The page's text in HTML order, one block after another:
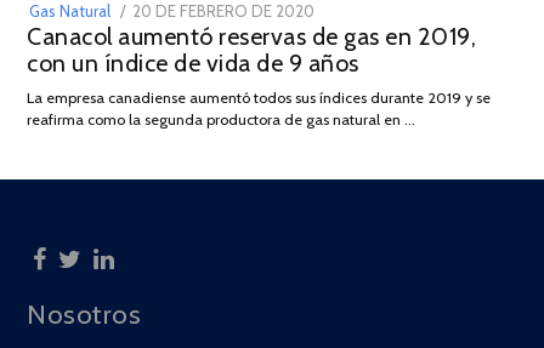
Gas Natural
POSTED
ON
20 DE FEBRERO DE 2020
DE
JULIO
2025
Canacol aumentó reservas de gas en 2019,
con un índice de vida de 9 años
La empresa canadiense aumentó todos sus índices durante 2019 y se
reafirma como la segunda productora de gas natural en …
Nosotros